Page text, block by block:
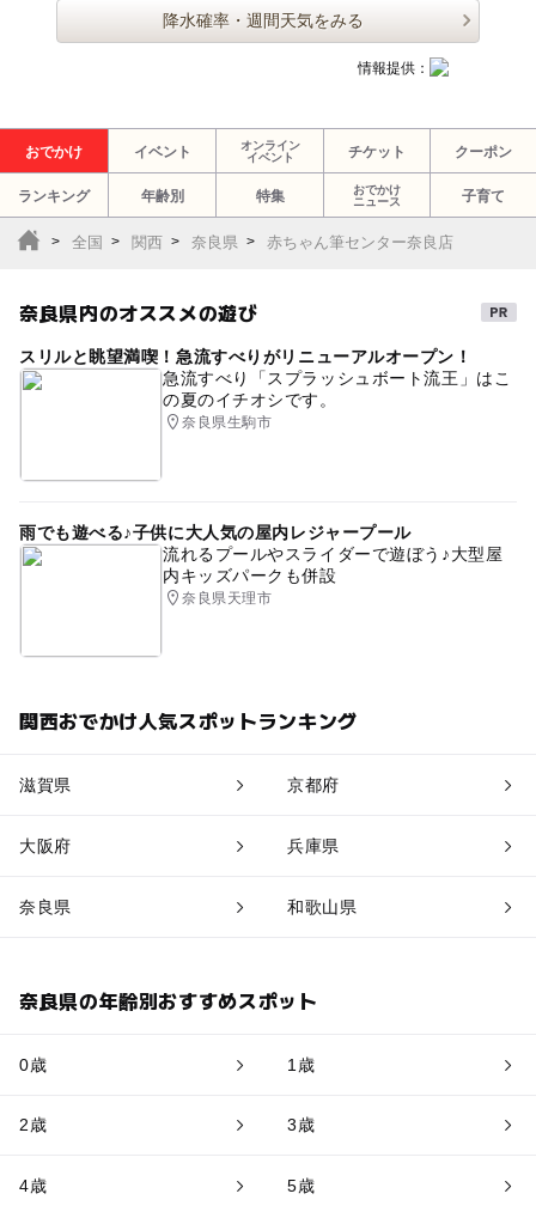
降水確率・週間天気をみる
情報提供：
おでかけ イベント
オンライン
イベント
チケット クーポン
ランキング 年齢別 特集
おでかけ
ニュース
子育て
全国 関西 奈良県 赤ちゃん筆センター奈良店
奈良県内のオススメの遊び
スリルと眺望満喫！急流すべりがリニューアルオープン！
急流すべり「スプラッシュボート流王」はこ
の夏のイチオシです。
奈良県生駒市
雨でも遊べる♪子供に大人気の屋内レジャープール
流れるプールやスライダーで遊ぼう♪大型屋
内キッズパークも併設
奈良県天理市
関西おでかけ人気スポットランキング
滋賀県 京都府
大阪府 兵庫県
奈良県 和歌山県
奈良県の年齢別おすすめスポット
0歳 1歳
2歳 3歳
4歳 5歳